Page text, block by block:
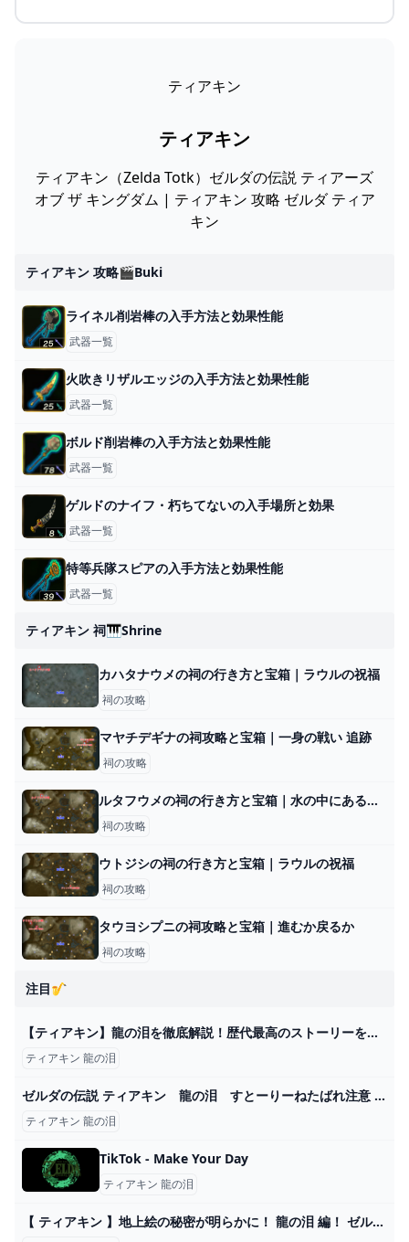
ティアキン
ティアキン
ティアキン（Zelda Totk）ゼルダの伝説 ティアーズ
オブ ザ キングダム | ティアキン 攻略 ゼルダ ティア
キン
ティアキン 攻略🎬buki
ライネル削岩棒の入手方法と効果性能
武器一覧
火吹きリザルエッジの入手方法と効果性能
武器一覧
ボルド削岩棒の入手方法と効果性能
武器一覧
ゲルドのナイフ・朽ちてないの入手場所と効果
武器一覧
特等兵隊スピアの入手方法と効果性能
武器一覧
ティアキン 祠🎹shrine
カハタナウメの祠の行き方と宝箱｜ラウルの祝福
祠の攻略
マヤチデギナの祠攻略と宝箱｜一身の戦い 追跡
祠の攻略
ルタフウメの祠の行き方と宝箱｜水の中にある水晶の取り方
祠の攻略
ウトジシの祠の行き方と宝箱｜ラウルの祝福
祠の攻略
タウヨシプニの祠攻略と宝箱｜進むか戻るか
祠の攻略
注目🎷
【ティアキン】龍の泪を徹底解説！歴代最高のストーリーを語る - YouTube
ティアキン 龍の泪
ゼルダの伝説 ティアキン 龍の泪 すとーりーねたばれ注意 - YouTube
ティアキン 龍の泪
TikTok - Make Your Day
ティアキン 龍の泪
【 ティアキン 】地上絵の秘密が明らかに！ 龍の泪 編！ ゼルダの伝説ティアーズオブキングダム【ホロライブ/沙花叉クロヱ】 - YouTube